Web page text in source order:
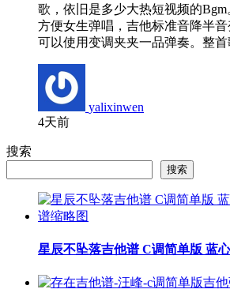
歌，依旧是多少大热短视频的Bgm
方便女生弹唱，吉他标准音降半
可以使用变调夹夹一品弹奏。整
yalixinwen
4天前
搜索
搜索
星辰不坠落吉他谱 C调简单版 蓝